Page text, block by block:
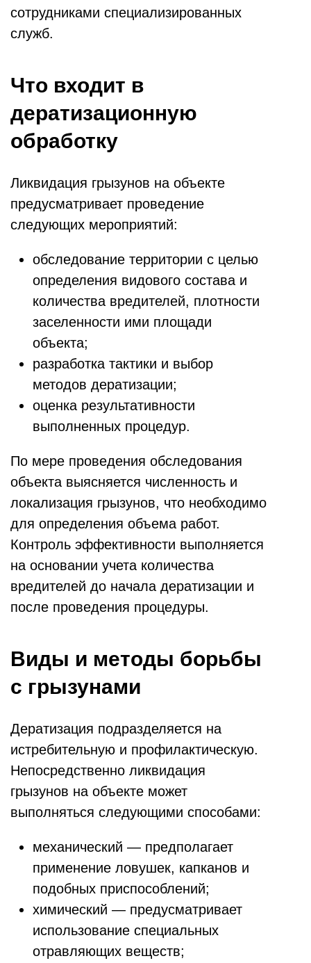
сотрудниками специализированных
служб.
Что входит в
дератизационную
обработку
Ликвидация грызунов на объекте
предусматривает проведение
следующих мероприятий:
обследование территории с целью
определения видового состава и
количества вредителей, плотности
заселенности ими площади
объекта;
разработка тактики и выбор
методов дератизации;
оценка результативности
выполненных процедур.
По мере проведения обследования
объекта выясняется численность и
локализация грызунов, что необходимо
для определения объема работ.
Контроль эффективности выполняется
на основании учета количества
вредителей до начала дератизации и
после проведения процедуры.
Виды и методы борьбы
с грызунами
Дератизация подразделяется на
истребительную и профилактическую.
Непосредственно ликвидация
грызунов на объекте может
выполняться следующими способами:
механический — предполагает
применение ловушек, капканов и
подобных приспособлений;
химический — предусматривает
использование специальных
отравляющих веществ;